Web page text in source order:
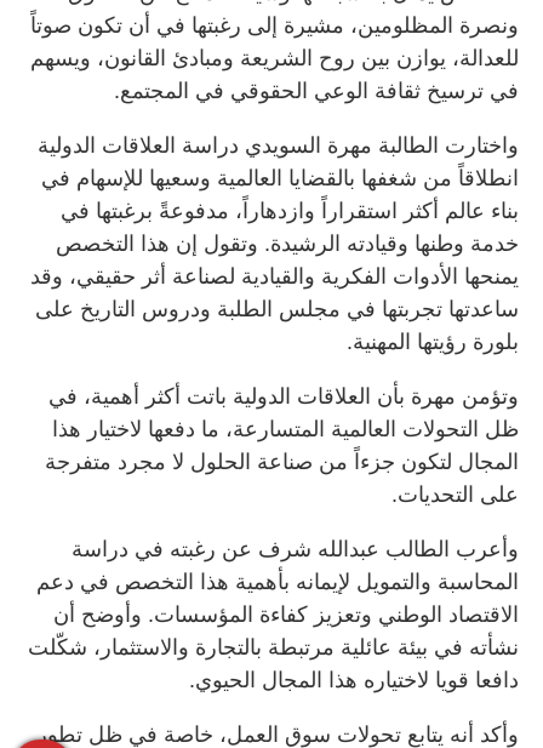
ونصرة المظلومين، مشيرة إلى رغبتها في أن تكون صوتاً
للعدالة، يوازن بين روح الشريعة ومبادئ القانون، ويسهم
في ترسيخ ثقافة الوعي الحقوقي في المجتمع.
واختارت الطالبة مهرة السويدي دراسة العلاقات الدولية
انطلاقاً من شغفها بالقضايا العالمية وسعيها للإسهام في
بناء عالم أكثر استقراراً وازدهاراً، مدفوعةً برغبتها في
خدمة وطنها وقيادته الرشيدة. وتقول إن هذا التخصص
يمنحها الأدوات الفكرية والقيادية لصناعة أثر حقيقي، وقد
ساعدتها تجربتها في مجلس الطلبة ودروس التاريخ على
بلورة رؤيتها المهنية.
وتؤمن مهرة بأن العلاقات الدولية باتت أكثر أهمية، في
ظل التحولات العالمية المتسارعة، ما دفعها لاختيار هذا
المجال لتكون جزءاً من صناعة الحلول لا مجرد متفرجة
على التحديات.
وأعرب الطالب عبدالله شرف عن رغبته في دراسة
المحاسبة والتمويل لإيمانه بأهمية هذا التخصص في دعم
الاقتصاد الوطني وتعزيز كفاءة المؤسسات. وأوضح أن
نشأته في بيئة عائلية مرتبطة بالتجارة والاستثمار، شكّلت
دافعا قويا لاختياره هذا المجال الحيوي.
وأكد أنه يتابع تحولات سوق العمل، خاصة في ظل تطور